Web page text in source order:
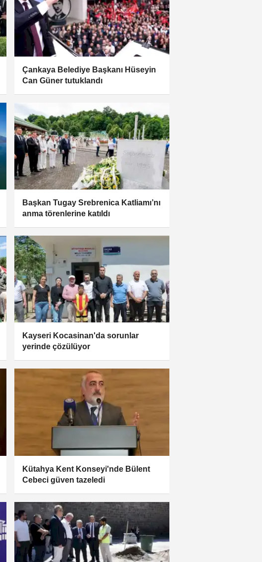
Çankaya Belediye Başkanı Hüseyin
Can Güner tutuklandı
Başkan Tugay Srebrenica Katliamı’nı
anma törenlerine katıldı
Kayseri Kocasinan'da sorunlar
yerinde çözülüyor
Kütahya Kent Konseyi'nde Bülent
Cebeci güven tazeledi